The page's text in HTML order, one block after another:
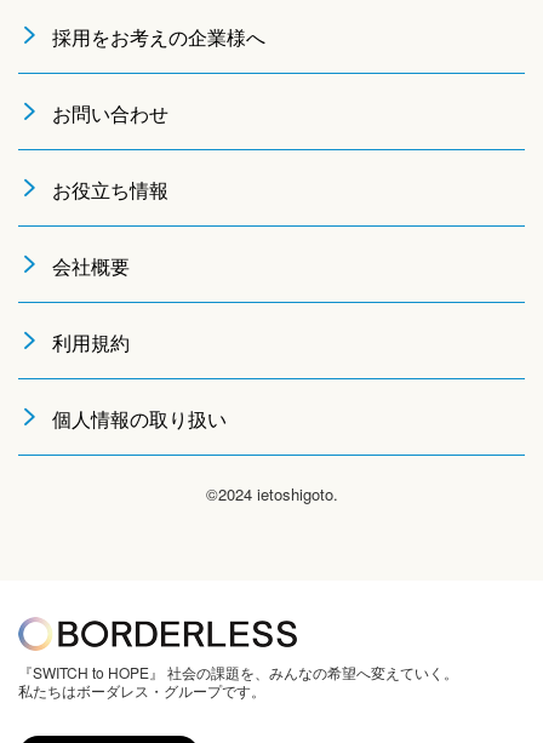
採用をお考えの企業様へ
お問い合わせ
お役立ち情報
会社概要
利用規約
個人情報の取り扱い
©2024 ietoshigoto.
『SWITCH to HOPE』 社会の課題を、みんなの希望へ変えていく。
私たちはボーダレス・グループです。